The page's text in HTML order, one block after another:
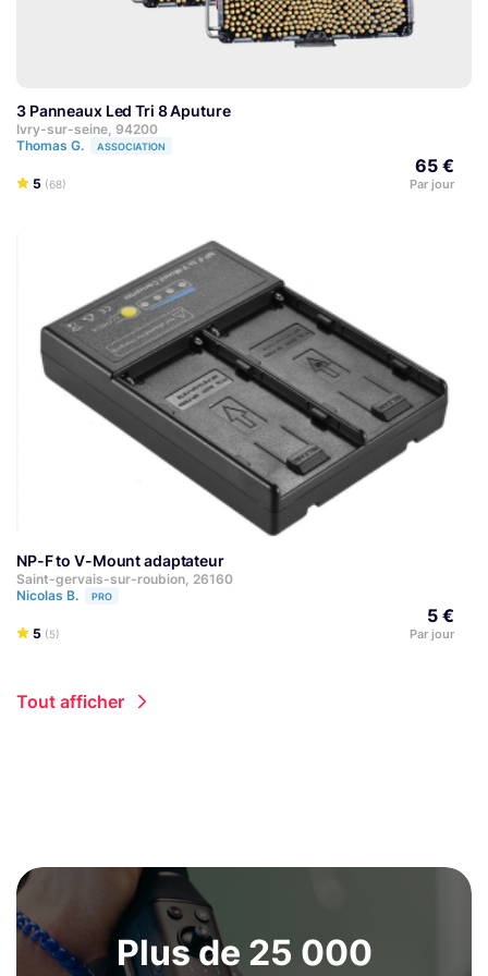
3 Panneaux Led Tri 8 Aputure
Ivry-sur-seine, 94200
Thomas G.
ASSOCIATION
5 (68)
65 €
Par jour
NP-F to V-Mount adaptateur
Saint-gervais-sur-roubion, 26160
Nicolas B.
PRO
5 (5)
5 €
Par jour
Tout afficher
Plus de 25 000